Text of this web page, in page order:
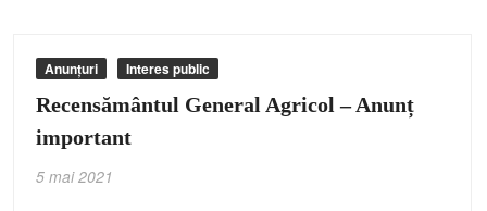
Anunțuri Interes public
Recensământul General Agricol – Anunț
important
5 mai 2021